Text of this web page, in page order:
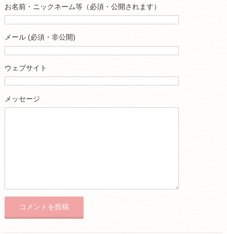
お名前・ニックネーム等（必須・公開されます）
メール (必須・非公開)
ウェブサイト
メッセージ